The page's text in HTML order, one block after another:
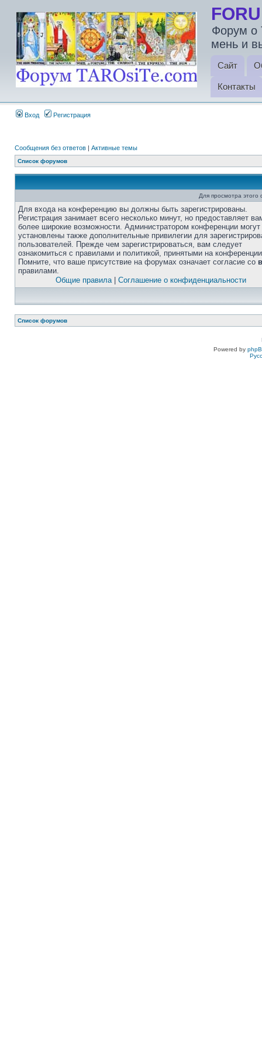
Форум о
мень и
Сайт
Контакты
Вход Регистрация
Сообщения без ответов | Активные темы
Список форумов
Для просмотра
Для входа на конференцию вы должны быть зарегистрированы.
Регистрация занимает всего несколько минут, но предоставляет
более широкие возможности. Администратором конференции
установлены также дополнительные привилегии для
пользователей. Прежде чем зарегистрироваться, вам следует
ознакомиться с правилами и политикой, принятыми на
Помните, что ваше присутствие на форумах означает согласие со
правилами.
Общие правила| Соглашение о конфиденциальности
Список форумов
Powered by